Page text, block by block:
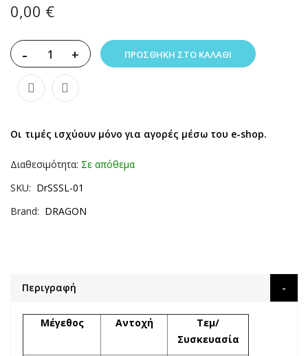
0,00 €
- + ΠΡΟΣΘΉΚΗ ΣΤΟ ΚΑΛΆΘΙ
Οι τιμές ισχύουν μόνο για αγορές μέσω του e-shop.
Διαθεσιμότητα: Σε απόθεμα
SKU
DrSSSL-01
Brand
DRAGON
Περιγραφή
Μέγεθος Αντοχή
Τεμ/
Συσκευασία